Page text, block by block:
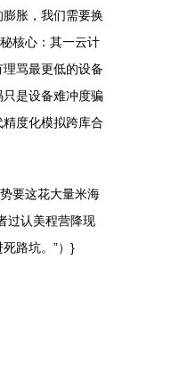
胀，我们需要换
核心：其一云计
骂最更低的设备
是设备难冲度骗
度化模拟跨库合
要这花大量米海
过认美程营降现
路坑。”）}